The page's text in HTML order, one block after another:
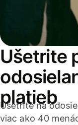
Ušetrite
platieb
Ušetrite na
viac ako 40